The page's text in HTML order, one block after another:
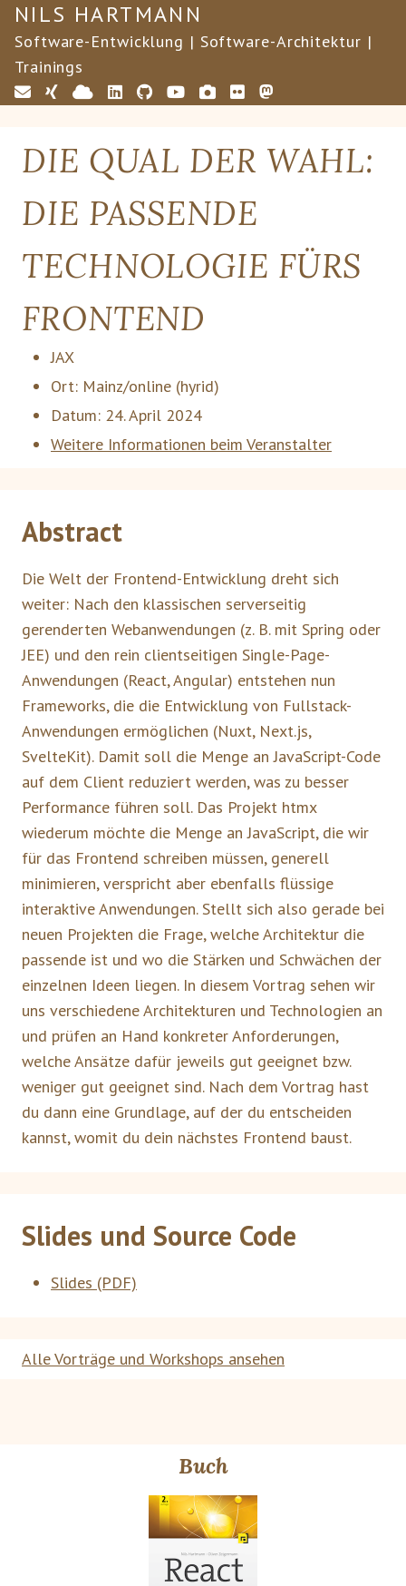
NILS HARTMANN
Software-Entwicklung | Software-Architektur |
Trainings
DIE QUAL DER WAHL:
DIE PASSENDE
TECHNOLOGIE FÜRS
FRONTEND
JAX
Ort: Mainz/online (hyrid)
Datum: 24. April 2024
Weitere Informationen beim Veranstalter
Abstract
Die Welt der Frontend-Entwicklung dreht sich
weiter: Nach den klassischen serverseitig
gerenderten Webanwendungen (z. B. mit Spring oder
JEE) und den rein clientseitigen Single-Page-
Anwendungen (React, Angular) entstehen nun
Frameworks, die die Entwicklung von Fullstack-
Anwendungen ermöglichen (Nuxt, Next.js,
SvelteKit). Damit soll die Menge an JavaScript-Code
auf dem Client reduziert werden, was zu besser
Performance führen soll. Das Projekt htmx
wiederum möchte die Menge an JavaScript, die wir
für das Frontend schreiben müssen, generell
minimieren, verspricht aber ebenfalls flüssige
interaktive Anwendungen. Stellt sich also gerade bei
neuen Projekten die Frage, welche Architektur die
passende ist und wo die Stärken und Schwächen der
einzelnen Ideen liegen. In diesem Vortrag sehen wir
uns verschiedene Architekturen und Technologien an
und prüfen an Hand konkreter Anforderungen,
welche Ansätze dafür jeweils gut geeignet bzw.
weniger gut geeignet sind. Nach dem Vortrag hast
du dann eine Grundlage, auf der du entscheiden
kannst, womit du dein nächstes Frontend baust.
Slides und Source Code
Slides (PDF)
Alle Vorträge und Workshops ansehen
Buch